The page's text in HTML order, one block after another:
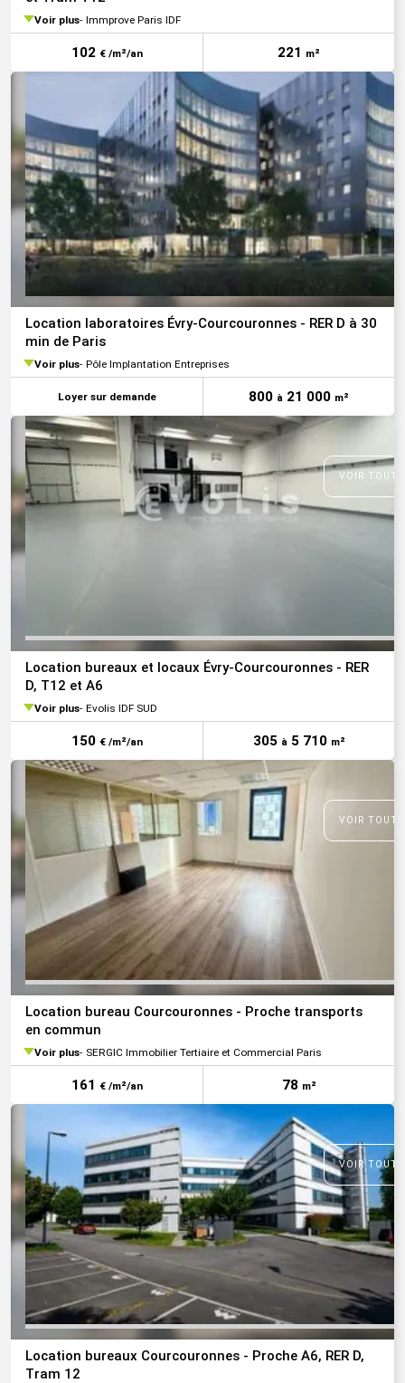
Voir plus Immprove Paris IDF
102 € /m²/an 221 m²
Location laboratoires Évry-Courcouronnes - RER D à 30
min de Paris
Voir plus Pôle Implantation Entreprises
Loyer sur demande 800 à 21 000 m²
VOIR
Location bureaux et locaux Évry-Courcouronnes - RER
D, T12 et A6
Voir plus Evolis IDF SUD
150 € /m²/an 305 à5 710 m²
VOIR
Location bureau Courcouronnes - Proche transports
en commun
Voir plus SERGIC Immobilier Tertiaire et Commercial Paris
161 € /m²/an 78 m²
VOIR
Location bureaux Courcouronnes - Proche A6, RER D,
Tram 12